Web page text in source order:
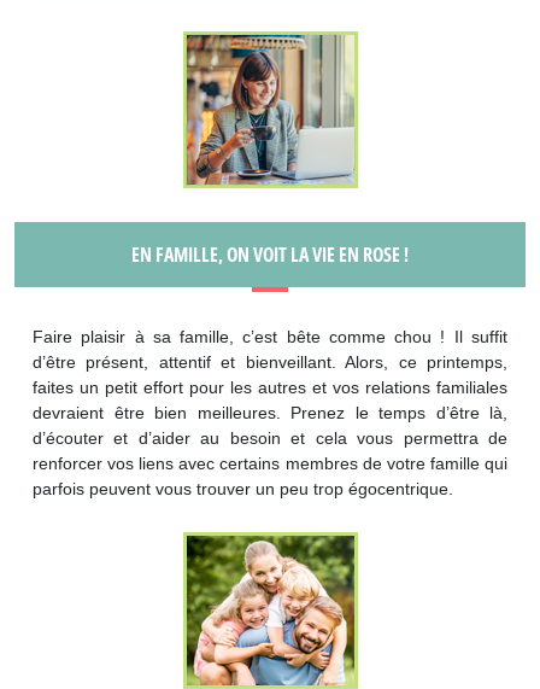
EN FAMILLE, ON VOIT LA VIE EN ROSE !
Faire plaisir à sa famille, c’est bête comme chou ! Il suffit
d’être présent, attentif et bienveillant. Alors, ce printemps,
faites un petit effort pour les autres et vos relations familiales
devraient être bien meilleures. Prenez le temps d’être là,
d’écouter et d’aider au besoin et cela vous permettra de
renforcer vos liens avec certains membres de votre famille qui
parfois peuvent vous trouver un peu trop égocentrique.